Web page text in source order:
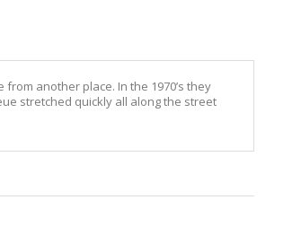
another place. In the 1970’s they
stretched quickly all along the street